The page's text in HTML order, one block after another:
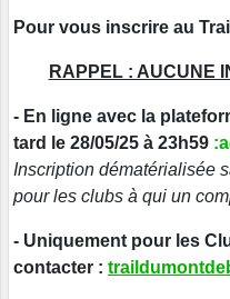
Pour vous inscrire au
RAPPEL : AUCUNE
- En ligne avec la
tard le 28/05/25 à 23h59 :
Inscription dématérialisée
pour les clubs à qui un
- Uniquement pour les
contacter :